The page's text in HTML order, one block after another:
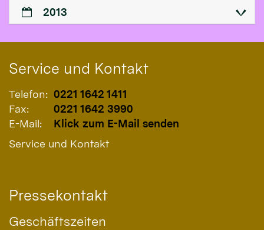
2013
Service und Kontakt
Telefon: 0221 1642 1411
Fax:
0221 1642 3990
E-Mail:
Klick zum E-Mail senden
Service und Kontakt
Pressekontakt
Geschäftszeiten